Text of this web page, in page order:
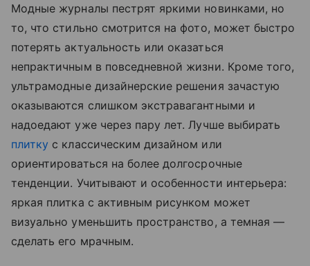
Модные журналы пестрят яркими новинками, но
то, что стильно смотрится на фото, может быстро
потерять актуальность или оказаться
непрактичным в повседневной жизни. Кроме того,
ультрамодные дизайнерские решения зачастую
оказываются слишком экстравагантными и
надоедают уже через пару лет. Лучше выбирать
плитку с классическим дизайном или
ориентироваться на более долгосрочные
тенденции. Учитывают и особенности интерьера:
яркая плитка с активным рисунком может
визуально уменьшить пространство, а темная —
сделать его мрачным.